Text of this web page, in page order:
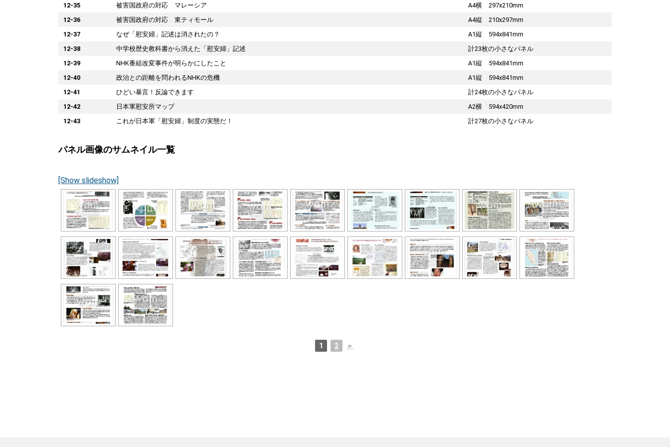
12-35
被害国政府の対応 マレーシア
A4横 297x210mm
12-36
被害国政府の対応 東ティモール
A4縦 210x297mm
12-37
なぜ「慰安婦」記述は消されたの？
A1縦 594x841mm
12-38
中学校歴史教科書から消えた「慰安婦」記述
計23枚の小さなパネル
12-39
NHK番組改変事件が明らかにしたこと
A1縦 594x841mm
12-40
政治との距離を問われるNHKの危機
A1縦 594x841mm
12-41
ひどい暴言！反論できます
計24枚の小さなパネル
12-42
日本軍慰安所マップ
A2横 594x420mm
12-43
これが日本軍「慰安婦」制度の実態だ！ 計27枚の小さなパネル
パネル画像のサムネイル一覧
[Show slideshow]
1 2 ►